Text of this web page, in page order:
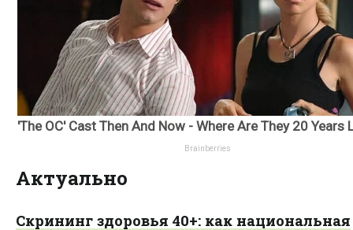
Актуально
Скрининг здоровья 40+: как национальная